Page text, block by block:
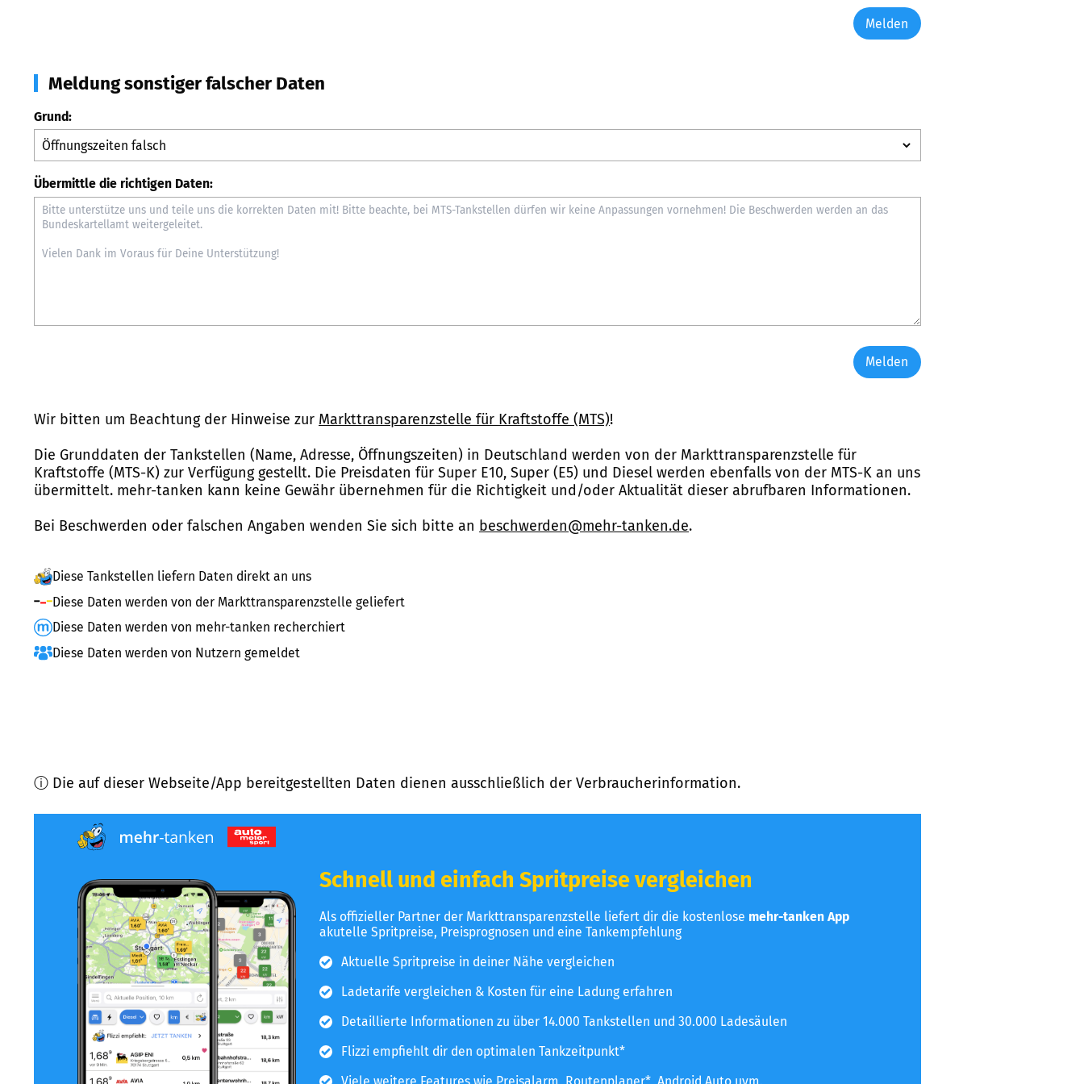
Melden
Meldung sonstiger falscher Daten
Grund:
Übermittle die richtigen Daten:
Melden
Wir bitten um Beachtung der Hinweise zur Markttransparenzstelle für Kraftstoffe (MTS)!
Die Grunddaten der Tankstellen (Name, Adresse, Öffnungszeiten) in Deutschland werden von der Markttransparenzstelle für
Kraftstoffe (MTS-K) zur Verfügung gestellt. Die Preisdaten für Super E10, Super (E5) und Diesel werden ebenfalls von der MTS-K an uns
übermittelt. mehr-tanken kann keine Gewähr übernehmen für die Richtigkeit und/oder Aktualität dieser abrufbaren Informationen.
Bei Beschwerden oder falschen Angaben wenden Sie sich bitte an beschwerden@mehr-tanken.de.
Diese Tankstellen liefern Daten direkt an uns
Diese Daten werden von der Markttransparenzstelle geliefert
Diese Daten werden von mehr-tanken recherchiert
Diese Daten werden von Nutzern gemeldet
ⓘ Die auf dieser Webseite/App bereitgestellten Daten dienen ausschließlich der Verbraucherinformation.
Schnell und einfach Spritpreise vergleichen
Als offizieller Partner der Markttransparenzstelle liefert dir die kostenlose mehr-tanken App
akutelle Spritpreise, Preisprognosen und eine Tankempfehlung
Aktuelle Spritpreise in deiner Nähe vergleichen
Ladetarife vergleichen & Kosten für eine Ladung erfahren
Detaillierte Informationen zu über 14.000 Tankstellen und 30.000 Ladesäulen
Flizzi empfiehlt dir den optimalen Tankzeitpunkt*